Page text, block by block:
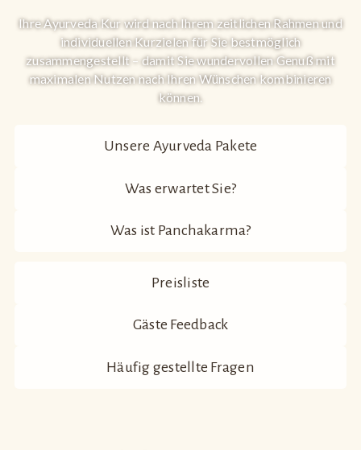
Ihre Ayurveda Kur wird nach Ihrem zeitlichen Rahmen und
individuellen Kurzielen für Sie bestmöglich
zusammengestellt – damit Sie wundervollen Genuß mit
maximalen Nutzen nach Ihren Wünschen kombinieren
können.
Unsere Ayurveda Pakete
Was erwartet Sie?
Was ist Panchakarma?
Preisliste
Gäste Feedback
Häufig gestellte Fragen